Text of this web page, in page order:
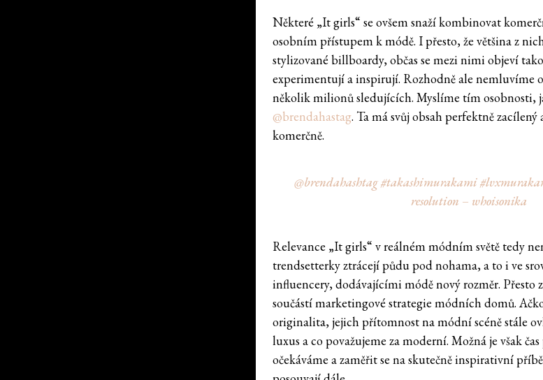
Některé „It girls“ se ovšem snaží kombinovat
osobním přístupem k módě. I přesto, že většina z
stylizované billboardy, občas se mezi nimi objeví
experimentují a inspirují. Rozhodně ale nemluvíme
několik milionů sledujících. Myslíme tím osobnosti,
@brendahastag. Ta má svůj obsah perfektně
komerčně.
@brendahashtag#takashimurakami
resolution – whoisonika
Relevance „It girls“ v reálném módním světě tedy
trendsetterky ztrácejí půdu pod nohama, a to i ve
influencery, dodávajícími módě nový rozměr. Přesto
součástí marketingové strategie módních domů.
originalita, jejich přítomnost na módní scéně stále
luxus a co považujeme za moderní. Možná je však
očekáváme a zaměřit se na skutečně inspirativní